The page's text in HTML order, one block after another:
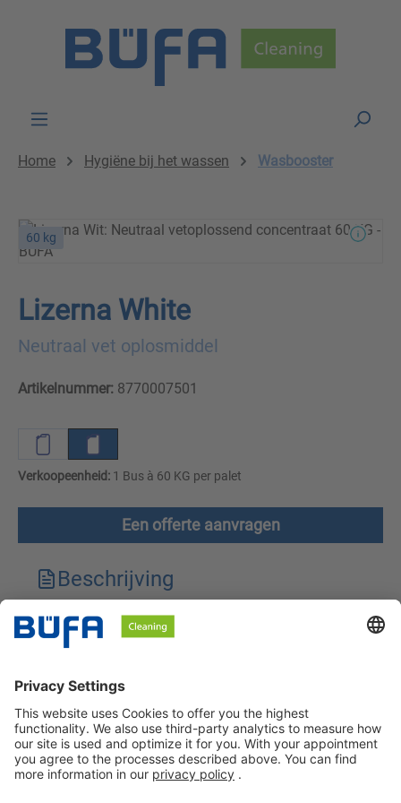
Home Hygiëne bij het wassen Wasbooster
60 kg
Lizerna White
Neutraal vet oplosmiddel
Artikelnummer: 8770007501
Verkoopeenheid: 1 Bus à 60 KG per palet
Een offerte aanvragen
Beschrijving
Technische kenmerken
Veiligheidsinstructies